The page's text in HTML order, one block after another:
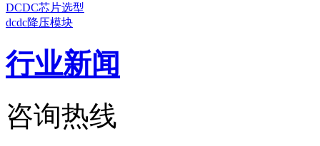
DCDC芯片选型
dcdc降压模块
行业新闻
咨询热线